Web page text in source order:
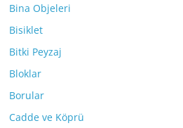
Bina Objeleri
Bisiklet
Bitki Peyzaj
Bloklar
Borular
Cadde ve Köprü